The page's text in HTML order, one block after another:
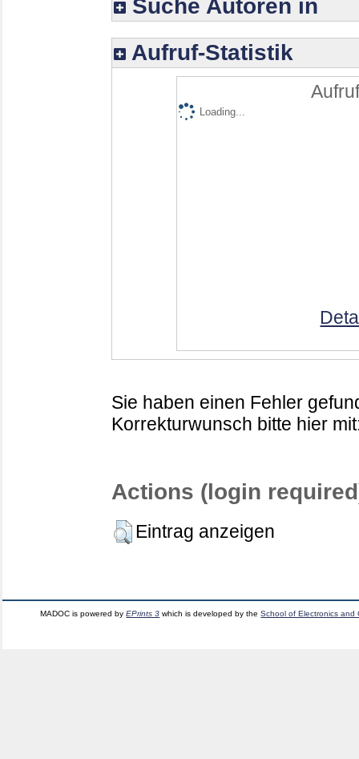
Suche Autoren in
Aufruf-Statistik
Loading...
Sie haben einen Fehler
Korrekturwunsch bitte hier
Actions (login
Eintrag anzeigen
MADOC is powered byEPrints 3 which is developed by theSchool of Electronics and